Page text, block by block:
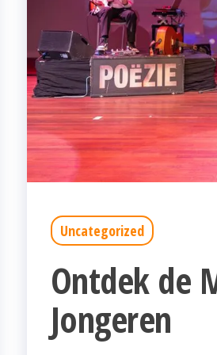
Uncategorized
Ontdek de
Jongeren